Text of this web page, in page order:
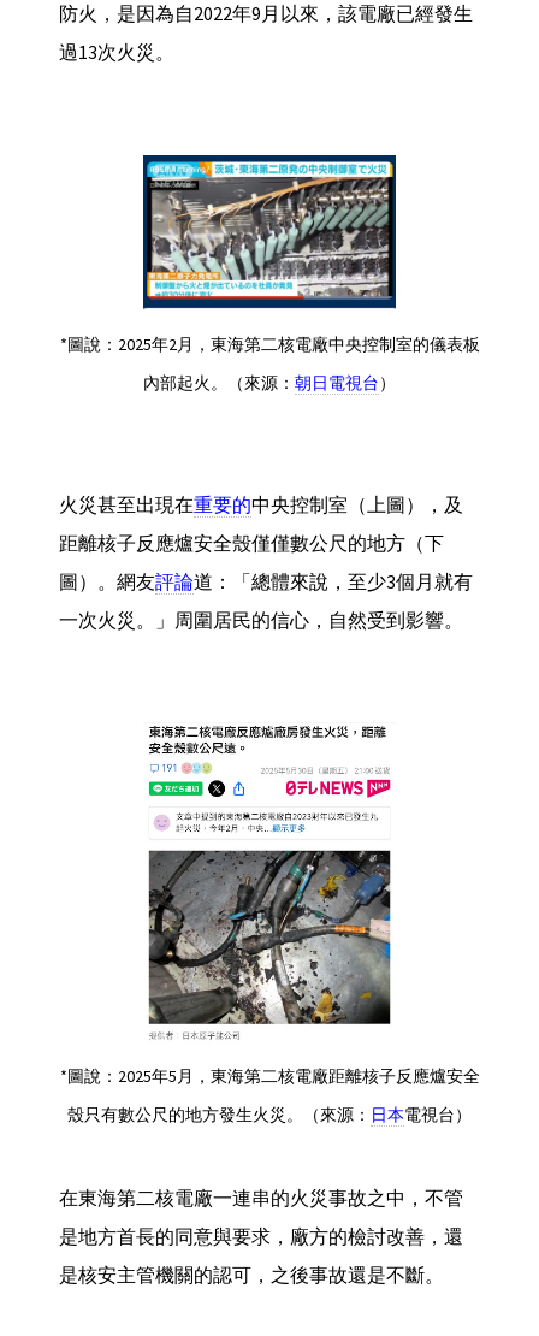
防火，是因為自2022年9月以來，該電廠已經發生
過13次火災。
*圖說：2025年2月，東海第二核電廠中央控制室的儀表板
內部起火。（來源： 朝日電視台）
火災甚至出現在重要的中央控制室（上圖），及
距離核子反應爐安全殼僅僅數公尺的地方（下
圖）。網友評論道：「總體來說，至少3個月就有
一次火災。」周圍居民的信心，自然受到影響。
*圖說：2025年5月，東海第二核電廠距離核子反應爐安全
殼只有數公尺的地方發生火災。（來源： 日本電視台）
在東海第二核電廠一連串的火災事故之中，不管
是地方首長的同意與要求，廠方的檢討改善，還
是核安主管機關的認可，之後事故還是不斷。